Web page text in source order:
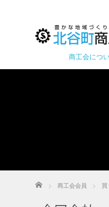
商工会につ
ホーム 商工会会員 買